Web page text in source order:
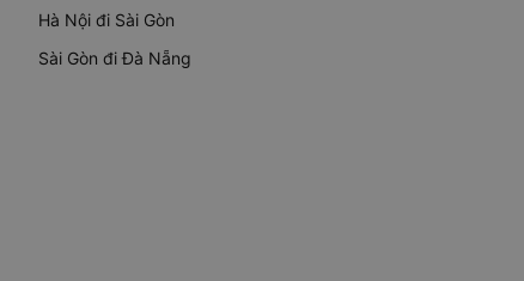
Hà Nội đi Sài Gòn
Sài Gòn đi Đà Nẵng